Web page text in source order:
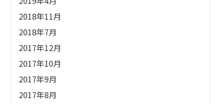
2018年11月
2018年7月
2017年12月
2017年10月
2017年9月
2017年8月